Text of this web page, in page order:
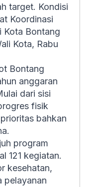
target. Kondisi
Koordinasi
Kota Bontang
Kota, Rabu
Bontang
anggaran
dari sisi
fisik
bahkan
program
121 kegiatan.
kesehatan,
pelayanan